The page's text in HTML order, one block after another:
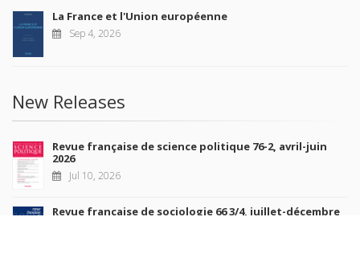
La France et l'Union européenne
Sep 4, 2026
New Releases
Revue française de science politique 76-2, avril-juin
2026
Jul 10, 2026
Revue française de sociologie 66 3/4, juillet-décembre